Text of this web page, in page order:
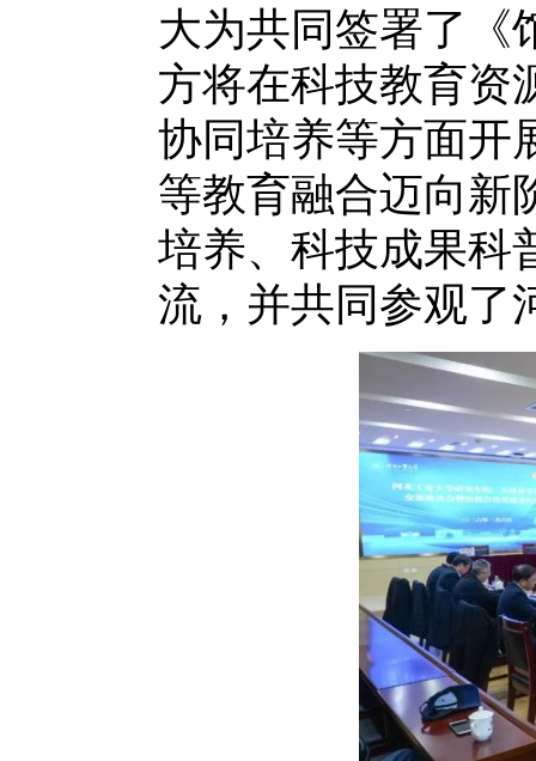
大为共同签署了《
方将在科技教育资
协同培养等方面开
等教育融合迈向新
培养、科技成果科
流，并共同参观了